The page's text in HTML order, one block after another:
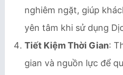
nghiêm ngặt, giúp
yên tâm khi sử dụng
Tiết Kiệm Thời Gian:
gian và nguồn lực để